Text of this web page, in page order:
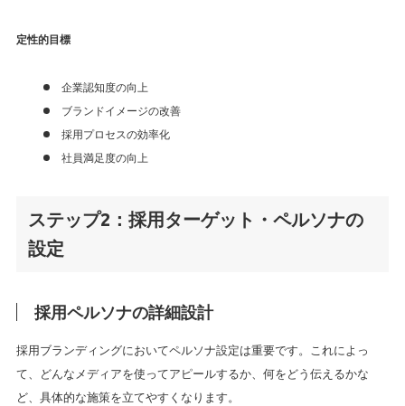
定性的目標
企業認知度の向上
ブランドイメージの改善
採用プロセスの効率化
社員満足度の向上
ステップ2：採用ターゲット・ペルソナの
設定
採用ペルソナの詳細設計
採用ブランディングにおいてペルソナ設定は重要です。これによっ
て、どんなメディアを使ってアピールするか、何をどう伝えるかな
ど、具体的な施策を立てやすくなります。